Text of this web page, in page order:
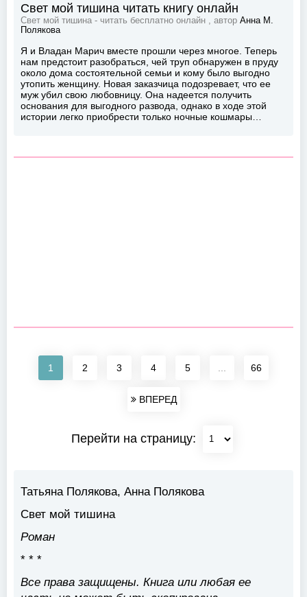
Свет мой тишина читать книгу онлайн
Свет мой тишина - читать бесплатно онлайн , автор Анна М.
Полякова
Я и Владан Марич вместе прошли через многое. Теперь
нам предстоит разобраться, чей труп обнаружен в пруду
около дома состоятельной семьи и кому было выгодно
утопить женщину. Новая заказчица подозревает, что ее
муж убил свою любовницу. Она надеется получить
основания для выгодного развода, однако в ходе этой
истории легко приобрести только ночные кошмары…
1 2 3 4 5 66
ВПЕРЕД
Перейти на страницу:
Татьяна Полякова, Анна Полякова
Свет мой тишина
Роман
* * *
Все права защищены. Книга или любая ее